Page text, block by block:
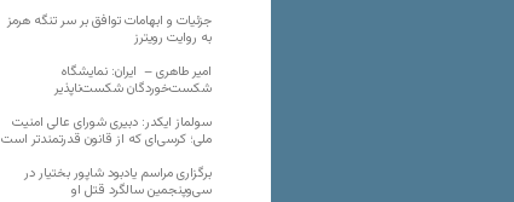
جزئیات و ابهامات توافق بر سر تنگه هرمز
به روایت رویترز
امیر طاهری – ایران: نمایشگاه
شکست‌خوردگان شکست‌ناپذیر
سولماز ایکدر: دبیری شورای عالی امنیت
ملی؛ کرسی‌ای که از قانون قدرتمندتر است
برگزاری مراسم یادبود شاپور بختیار در
سی‌وپنجمین سالگرد قتل او